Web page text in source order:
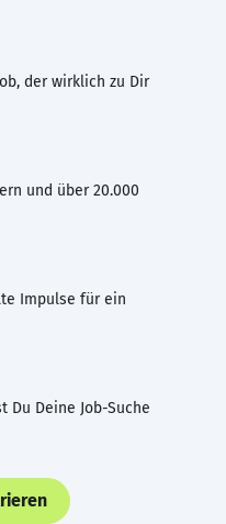
der wirklich zu Dir
und über 20.000
Impulse für ein
Deine Job-Suche